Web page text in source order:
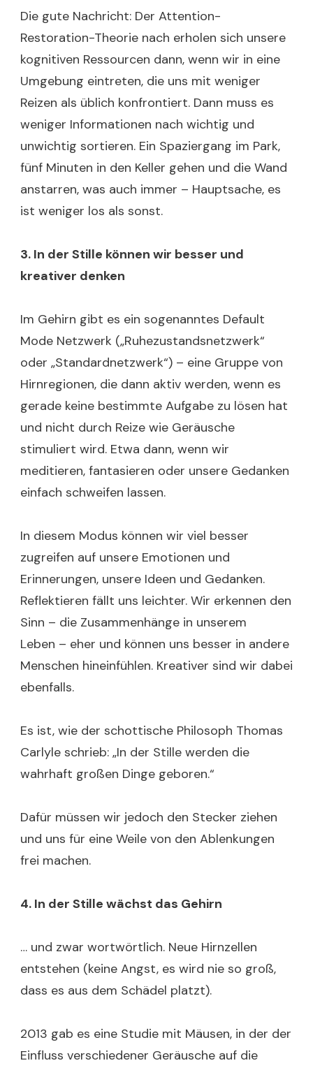
Die gute Nachricht: Der Attention-
Restoration-Theorie nach erholen sich unsere
kognitiven Ressourcen dann, wenn wir in eine
Umgebung eintreten, die uns mit weniger
Reizen als üblich konfrontiert. Dann muss es
weniger Informationen nach wichtig und
unwichtig sortieren. Ein Spaziergang im Park,
fünf Minuten in den Keller gehen und die Wand
anstarren, was auch immer – Hauptsache, es
ist weniger los als sonst.
3. In der Stille können wir besser und
kreativer denken
Im Gehirn gibt es ein sogenanntes Default
Mode Netzwerk („Ruhezustandsnetzwerk“
oder „Standardnetzwerk“) – eine Gruppe von
Hirnregionen, die dann aktiv werden, wenn es
gerade keine bestimmte Aufgabe zu lösen hat
und nicht durch Reize wie Geräusche
stimuliert wird. Etwa dann, wenn wir
meditieren, fantasieren oder unsere Gedanken
einfach schweifen lassen.
In diesem Modus können wir viel besser
zugreifen auf unsere Emotionen und
Erinnerungen, unsere Ideen und Gedanken.
Reflektieren fällt uns leichter. Wir erkennen den
Sinn – die Zusammenhänge in unserem
Leben – eher und können uns besser in andere
Menschen hineinfühlen. Kreativer sind wir dabei
ebenfalls.
Es ist, wie der schottische Philosoph Thomas
Carlyle schrieb: „In der Stille werden die
wahrhaft großen Dinge geboren.“
Dafür müssen wir jedoch den Stecker ziehen
und uns für eine Weile von den Ablenkungen
frei machen.
4. In der Stille wächst das Gehirn
… und zwar wortwörtlich. Neue Hirnzellen
entstehen (keine Angst, es wird nie so groß,
dass es aus dem Schädel platzt).
2013 gab es eine Studie mit Mäusen, in der der
Einfluss verschiedener Geräusche auf die